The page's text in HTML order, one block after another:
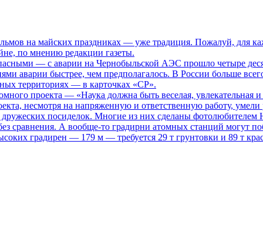
на майских праздниках — уже традиция. Пожалуй, для
по мнению редакции газеты.
— с аварии на Чернобыльской АЭС прошло четыре
аварии быстрее, чем предполагалось. В России больше
территориях — в карточках «СР».
проекта — «Наука должна быть веселая,
несмотря на напряженную и ответственную работу,
дружеских посиделок. Многие из них сделаны
сравнения. А вообще-то градирни атомных станций могут
градирен — 179 м — требуется 29 т грунтовки и 89 т